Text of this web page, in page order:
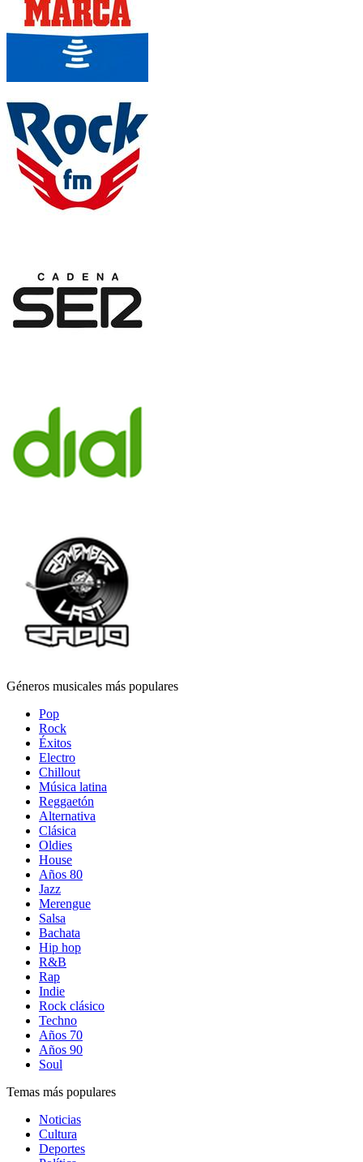
Géneros musicales más populares
Pop
Rock
Éxitos
Electro
Chillout
Música latina
Reggaetón
Alternativa
Clásica
Oldies
House
Años 80
Jazz
Merengue
Salsa
Bachata
Hip hop
R&B
Rap
Indie
Rock clásico
Techno
Años 70
Años 90
Soul
Temas más populares
Noticias
Cultura
Deportes